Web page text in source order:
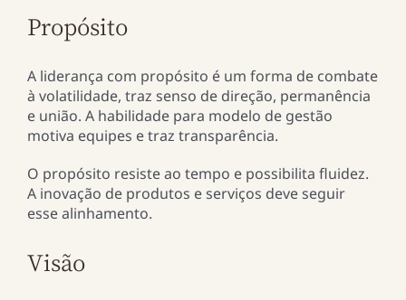
Propósito
A liderança com propósito é um forma de combate
à volatilidade, traz senso de direção, permanência
e união. A habilidade para modelo de gestão
motiva equipes e traz transparência.
O propósito resiste ao tempo e possibilita fluidez.
A inovação de produtos e serviços deve seguir
esse alinhamento.
Visão